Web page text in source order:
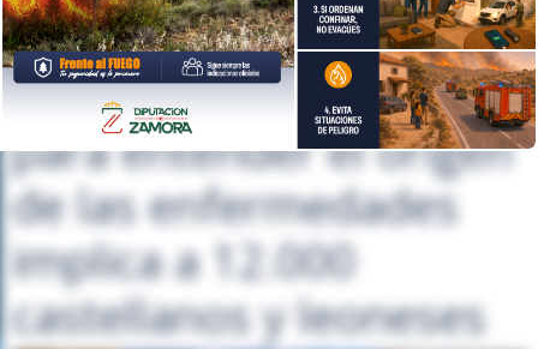
Martes, 15 de Octubre de 2024
CASTILLA Y LEÓN
Un estudio nacional
para entender el origen
de las enfermedades
implica a 12.000
castellanos y leoneses